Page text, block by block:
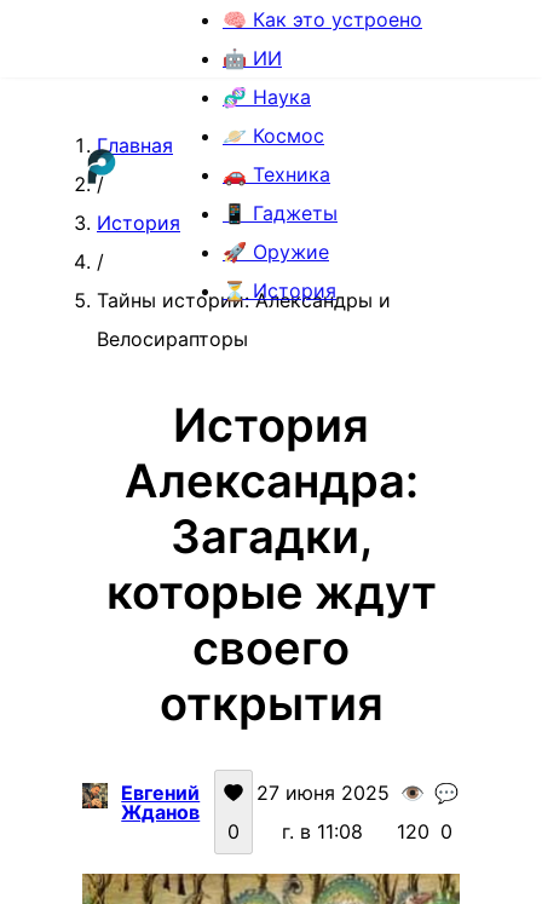
🧠 Как это устроено
🤖 ИИ
🧬 Наука
🪐 Космос
🚗 Техника
📱 Гаджеты
🚀 Оружие
⏳ История
Главная
/
История
/
Тайны истории: Александры и
Велосирапторы
История
Александра:
Загадки,
которые ждут
своего
открытия
Евгений
Жданов
0
27 июня 2025
г. в 11:08
👁️
120
💬
0